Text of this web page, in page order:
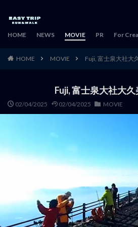
HOME NEWS MOVIE PR For
HOME MOVIE Fuji, 富士泉大社大
Fuji, 富士泉大社大
02/04/2025 02/04/2025 MOVIE